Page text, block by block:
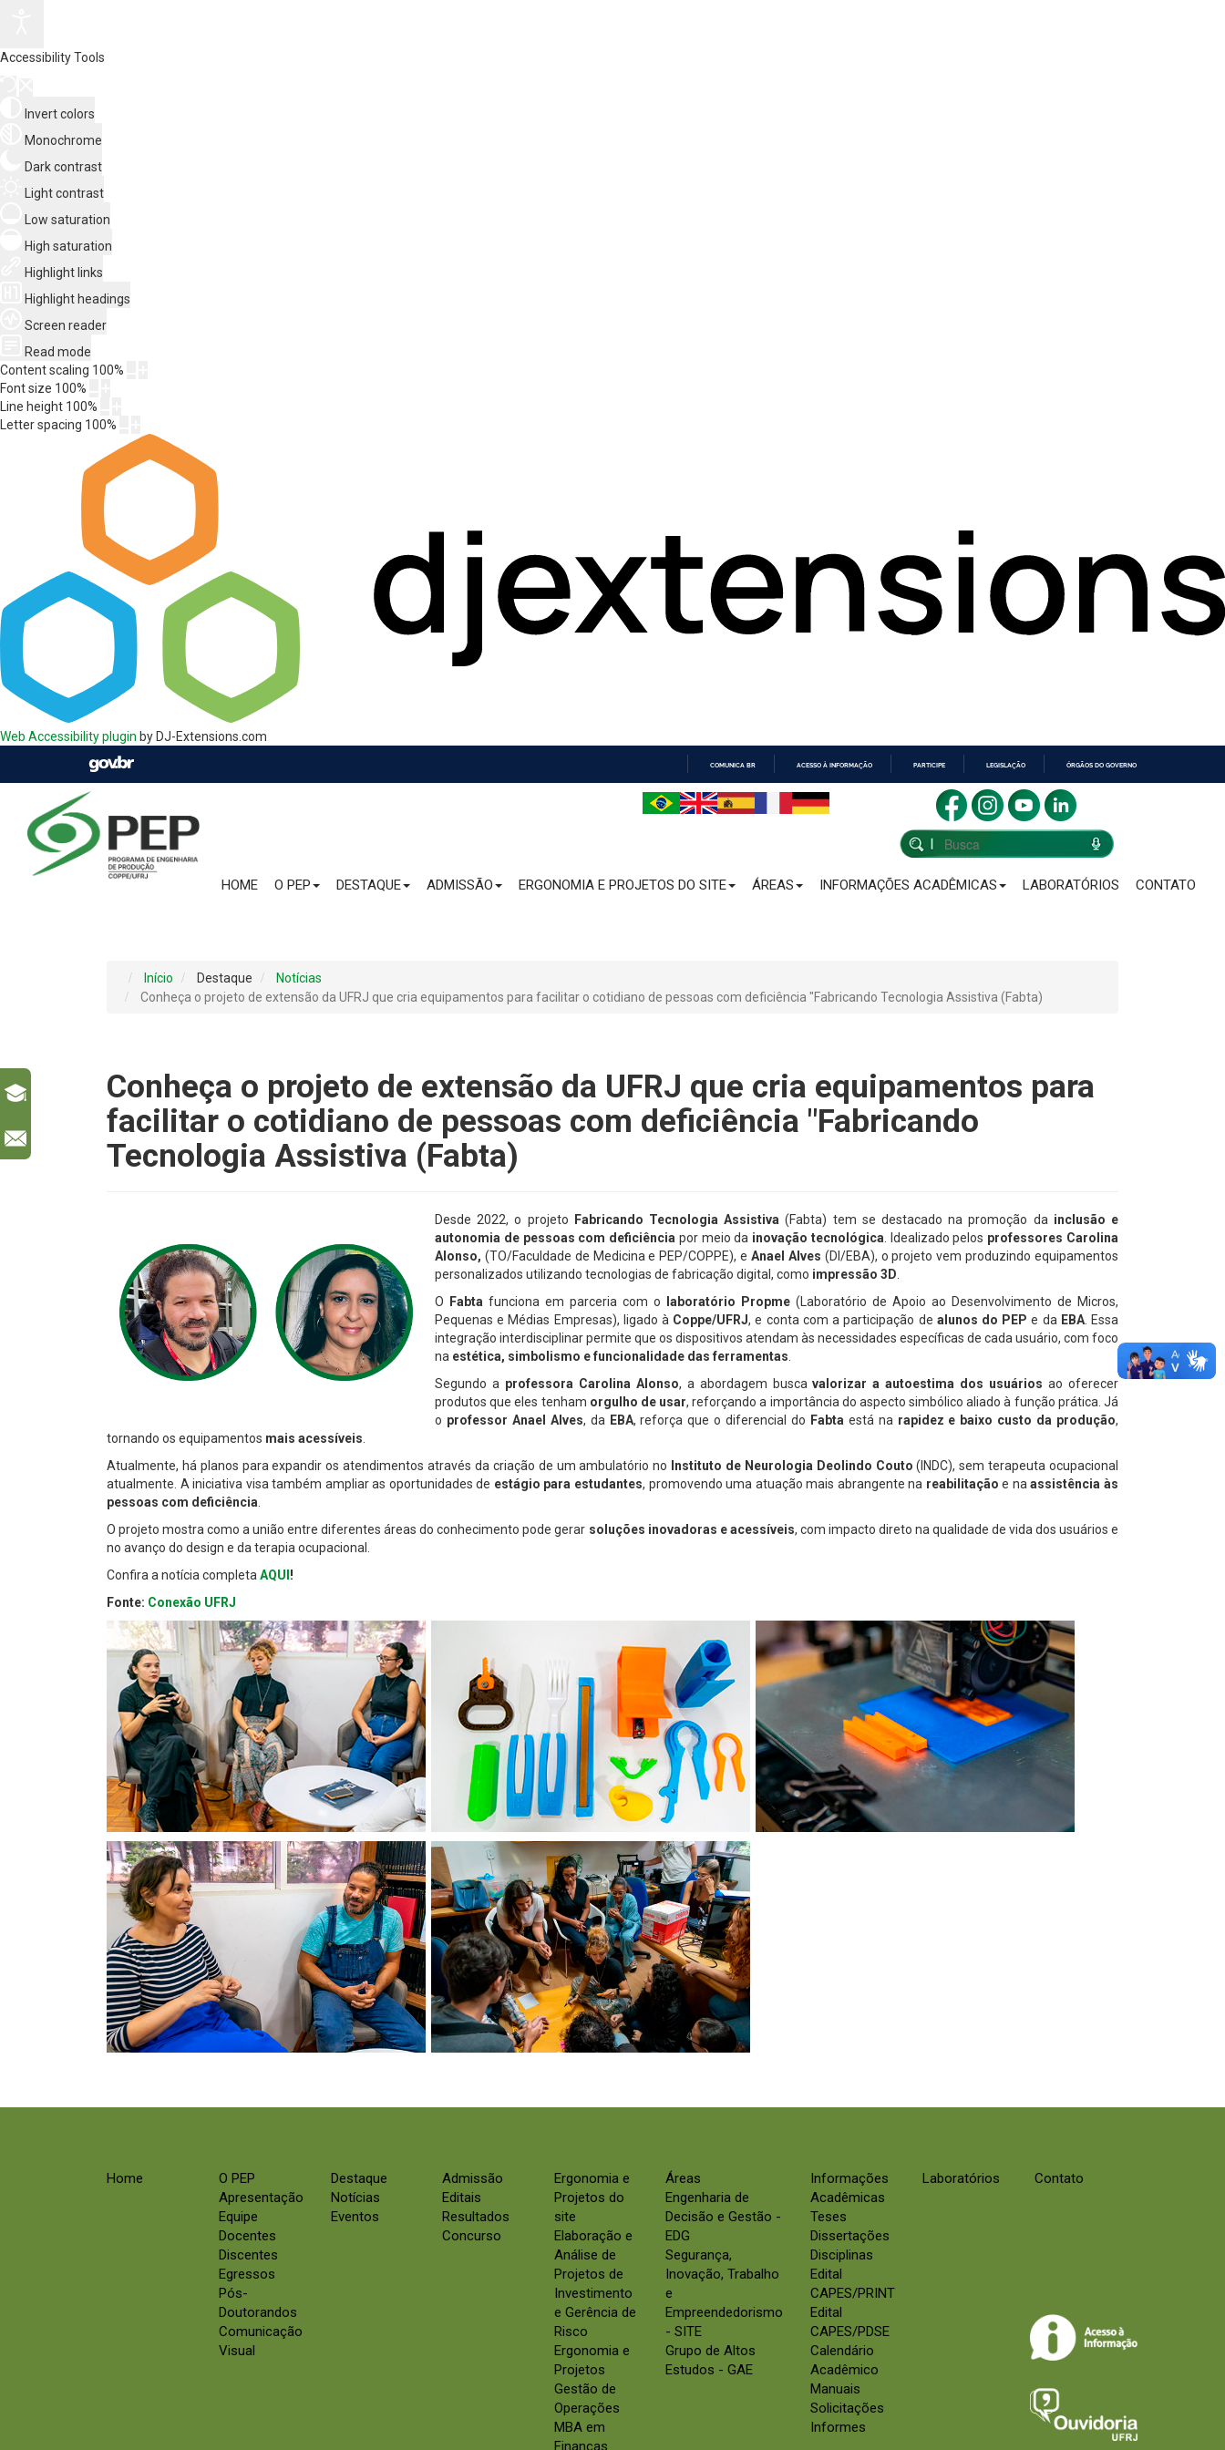
Accessibility Tools
Invert colors
Monochrome
Dark contrast
Light contrast
Low saturation
High saturation
Highlight links
Highlight headings
Screen reader
Read mode
Content scaling 100%
Font size 100%
Line height 100%
Letter spacing 100%
Web Accessibility plugin by DJ-Extensions.com
COMUNICA BR ACESSO À INFORMAÇÃO PARTICIPE LEGISLAÇÃO ÓRGÃOS DO GOVERNO
HOME O PEP DESTAQUE ADMISSÃO ERGONOMIA E PROJETOS DO SITE ÁREAS INFORMAÇÕES ACADÊMICAS LABORATÓRIOS CONTATO
Início Destaque
Notícias
Conheça o projeto de extensão da UFRJ que cria equipamentos para facilitar o cotidiano de pessoas com deficiência "Fabricando Tecnologia Assistiva (Fabta)
Conheça o projeto de extensão da UFRJ que cria equipamentos para
facilitar o cotidiano de pessoas com deficiência "Fabricando
Tecnologia Assistiva (Fabta)
Desde 2022, o projeto Fabricando Tecnologia Assistiva (Fabta) tem se destacado na promoção da inclusão e
autonomia de pessoas com deficiência por meio da inovação tecnológica. Idealizado pelos professores Carolina
Alonso, (TO/Faculdade de Medicina e PEP/COPPE), eAnael Alves (DI/EBA), o projeto vem produzindo equipamentos
personalizados utilizando tecnologias de fabricação digital, como impressão 3D.
O
Fabta funciona em parceria com o laboratório Propme (Laboratório de Apoio ao Desenvolvimento de Micros,
Pequenas e Médias Empresas), ligado à Coppe/UFRJ, e conta com a participação de alunos do PEP e da EBA. Essa
integração interdisciplinar permite que os dispositivos atendam às necessidades específicas de cada usuário, com foco
na estética, simbolismo e funcionalidade das ferramentas.
Segundo a professora Carolina Alonso, a abordagem buscavalorizar a autoestima dos usuários ao oferecer
produtos que eles tenham orgulho de usar, reforçando a importância do aspecto simbólico aliado à função prática. Já
o professor Anael Alves, da EBA, reforça que o diferencial do Fabtaestá na rapidez e baixo custo da produção,
tornando os equipamentos mais acessíveis.
Atualmente, há planos para expandir os atendimentos através da criação de um ambulatório no
Instituto de Neurologia Deolindo Couto (INDC), sem terapeuta ocupacional
atualmente. A iniciativa visa também ampliar as oportunidades de estágio para estudantes, promovendo uma atuação mais abrangente na reabilitação e naassistência às
pessoas com deficiência.
O projeto mostra como a união entre diferentes áreas do conhecimento pode gerar soluções inovadoras e acessíveis, com impacto direto na qualidade de vida dos usuários e
no avanço do design e da terapia ocupacional.
Confira a notícia completaAQUI !
Fonte: Conexão UFRJ
Home
O PEP
Apresentação
Equipe
Docentes
Discentes
Egressos
Pós-
Doutorandos
Comunicação
Visual
Destaque
Notícias
Eventos
Admissão
Editais
Resultados
Concurso
Ergonomia e
Projetos do
site
Elaboração e
Análise de
Projetos de
Investimento
e Gerência de
Risco
Ergonomia e
Projetos
Gestão de
Operações
MBA em
Finanças
Áreas
Engenharia de
Decisão e Gestão -
EDG
Segurança,
Inovação, Trabalho
e
Empreendedorismo
- SITE
Grupo de Altos
Estudos - GAE
Informações
Acadêmicas
Teses
Dissertações
Disciplinas
Edital
CAPES/PRINT
Edital
CAPES/PDSE
Calendário
Acadêmico
Manuais
Solicitações
Informes
Laboratórios Contato